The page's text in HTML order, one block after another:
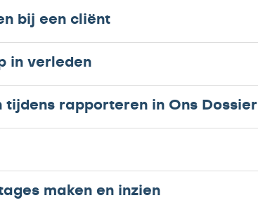
bij een cliënt
in verleden
rapporteren in Ons Dossier
maken en inzien